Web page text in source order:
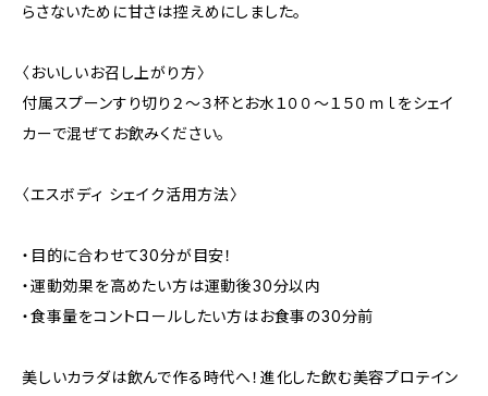
らさないために甘さは控えめにしました。
〈おいしいお召し上がり方〉
付属スプーンすり切り２〜３杯とお水１００～１５０ｍｌをシェイ
カーで混ぜてお飲みください。
〈エスボディ シェイク活用方法〉
・目的に合わせて30分が目安！
・運動効果を高めたい方は運動後30分以内
・食事量をコントロールしたい方はお食事の30分前
美しいカラダは飲んで作る時代へ！進化した飲む美容プロテイン